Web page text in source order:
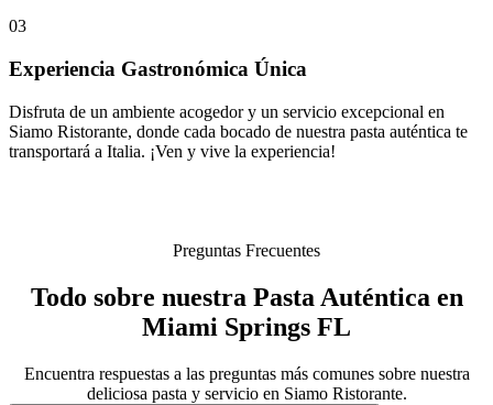
03
Experiencia Gastronómica Única
Disfruta de un ambiente acogedor y un servicio excepcional en
Siamo Ristorante, donde cada bocado de nuestra pasta auténtica te
transportará a Italia. ¡Ven y vive la experiencia!
Preguntas Frecuentes
Todo sobre nuestra Pasta Auténtica en
Miami Springs FL
Encuentra respuestas a las preguntas más comunes sobre nuestra
deliciosa pasta y servicio en Siamo Ristorante.